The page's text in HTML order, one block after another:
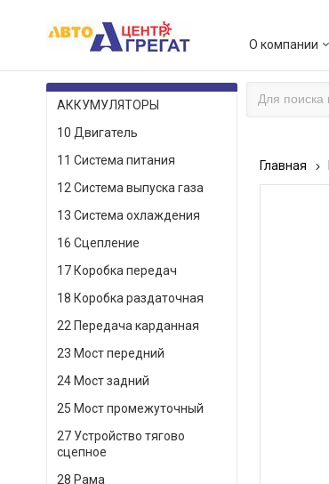
О компании
КАТАЛОГ ТОВАРОВ
АККУМУЛЯТОРЫ
10 Двигатель
11 Система питания
12 Система выпуска газа
13 Система охлаждения
16 Сцепление
17 Коробка передач
18 Коробка раздаточная
22 Передача карданная
23 Мост передний
24 Мост задний
25 Мост промежуточный
27 Устройство тягово
сцепное
28 Рама
Главная